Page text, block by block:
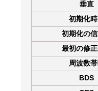
垂直
初期化
初期化の
最初の修
周波数
BDS